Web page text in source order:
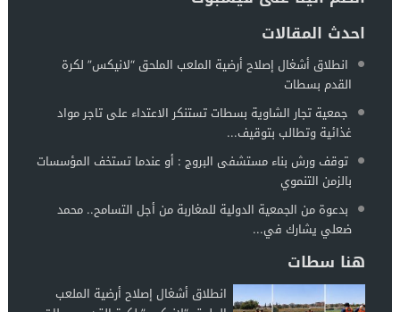
احدث المقالات
انطلاق أشغال إصلاح أرضية الملعب الملحق “لانيكس” لكرة
القدم بسطات
جمعية تجار الشاوية بسطات تستنكر الاعتداء على تاجر مواد
غذائية وتطالب بتوقيف...
توقف ورش بناء مستشفى البروج : أو عندما تستخف المؤسسات
بالزمن التنموي
بدعوة من الجمعية الدولية للمغاربة من أجل التسامح.. محمد
ضعلي يشارك في...
هنا سطات
انطلاق أشغال إصلاح أرضية الملعب